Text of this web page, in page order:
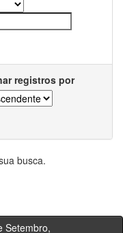
registros por
busca.